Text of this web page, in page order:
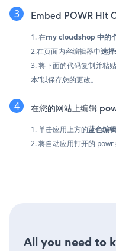
Embed POWR Hit
1. 在my cloudshop 中的
2.在页面内容编辑器中选
3. 将下面的代码复制并粘
本”以保存您的更改。
在您的网站上编辑
1. 单击应用上方的蓝色编
2. 将自动应用打开的 powr
All you need to